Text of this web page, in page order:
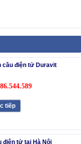
cầu điện tử Duravit
tiếp
điện tử tại Hà Nội